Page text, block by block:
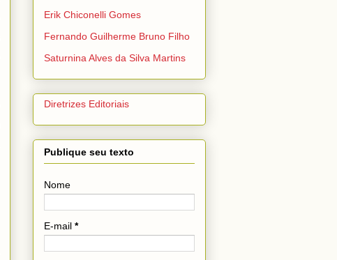
Erik Chiconelli Gomes
Fernando Guilherme Bruno Filho
Saturnina Alves da Silva Martins
Diretrizes Editoriais
Publique seu texto
Nome
E-mail *